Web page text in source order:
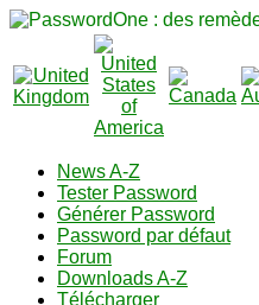
News A-Z
Tester Password
Générer Password
Password par défaut
Forum
Downloads A-Z
Télécharger